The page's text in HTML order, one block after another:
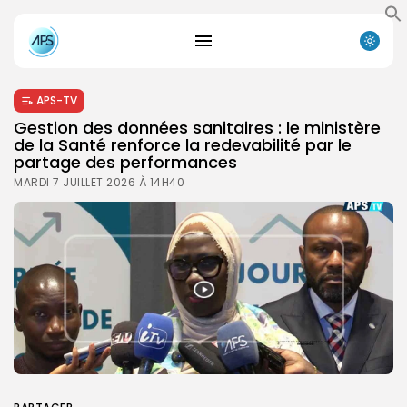
APS-TV
Gestion des données sanitaires : le ministère
de la Santé renforce la redevabilité par le
partage des performances
MARDI 7 JUILLET 2026 À 14H40